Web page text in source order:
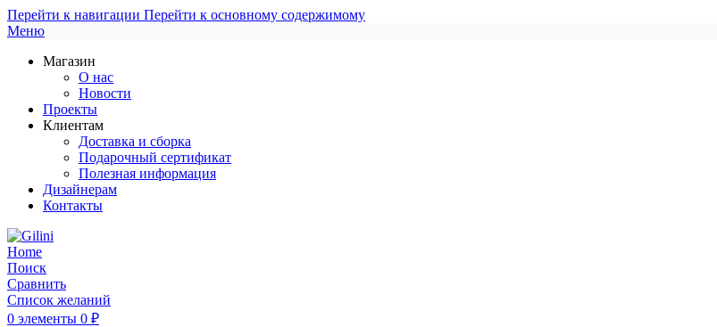
Перейти к навигации Перейти к основному содержимому
Меню
Магазин
О нас
Новости
Проекты
Клиентам
Доставка и сборка
Подарочный сертификат
Полезная информация
Дизайнерам
Контакты
Поиск
Сравнить
Список желаний
0 элементы 0 ₽